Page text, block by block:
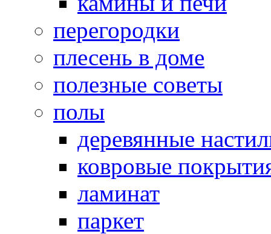
перегородки
плесень в доме
полезные советы
полы
деревянные
ковровые
ламинат
паркет